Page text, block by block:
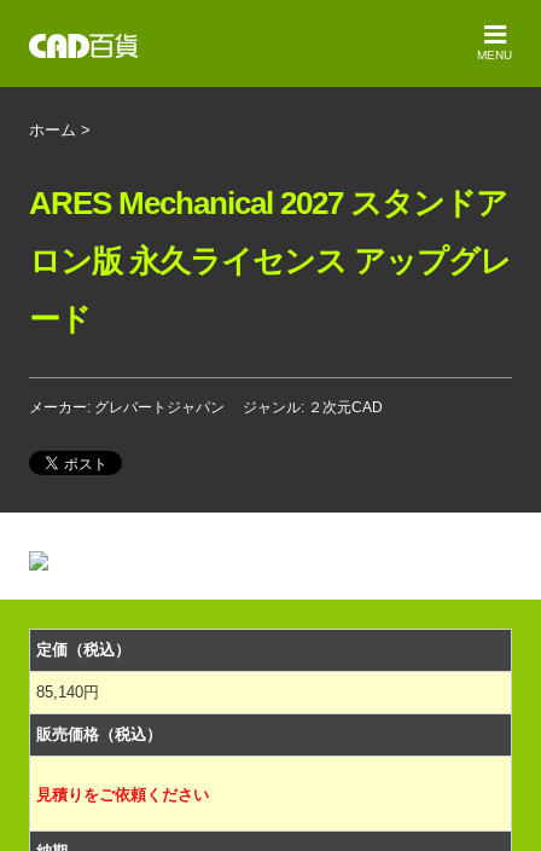
MENU
ホーム >
ARES Mechanical 2027 スタンドア
ロン版 永久ライセンス アップグレ
ード
メーカー: グレバートジャパン ジャンル: ２次元CAD
定価（税込）
85,140円
販売価格（税込）
見積りをご依頼ください